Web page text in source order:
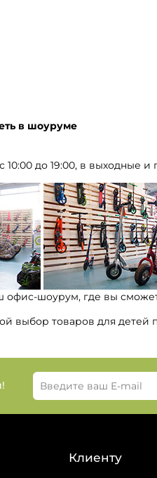
в шоуруме
до 19:00, в выходные и
офис-шоурум, где вы
выбор товаров для детей
Клиенту